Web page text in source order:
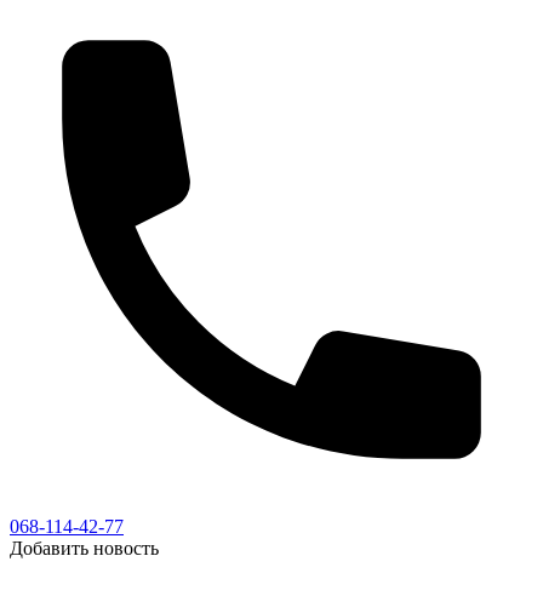
068-114-42-77
Добавить новость